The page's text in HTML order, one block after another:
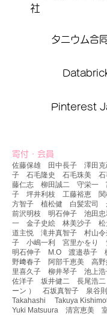
社
タニウム合
Pinterest
​寄付・会員
佐藤保雄 田中長子 澤田
子 石毛隆史 石毛珠美
藤仁志 柳田誠二 守栄一
子 坪井利枝 工藤裕恵
方智子 植松健 白髪宏司
前沢明枝 明石伸子 池田
一 金子史絵 林美沙子 松
道主悦 滝井真智子 村山
子 小嶋一利 宮里かをり
明石伸子 M.O 渡邉恭子
野﨑春子 阿部千恵美 高
里喜久子 柳井琴子 池上
佐洋子 坂井健二 長尾浩二
ーン ） 石坂真智子 泉谷
Takahashi Takuya
Yuki Matsuura 清宮恵美